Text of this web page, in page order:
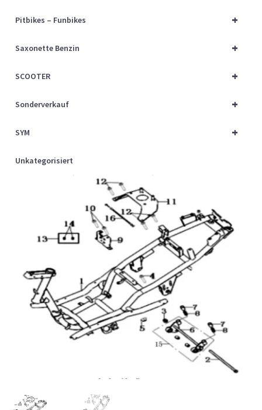
+
Pitbikes – Funbikes
+
Saxonette Benzin
+
SCOOTER
+
Sonderverkauf
+
SYM
Unkategorisiert